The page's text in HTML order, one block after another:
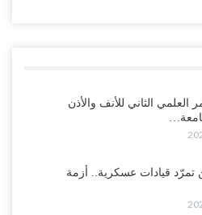
انتشار فصيل “مكافحة الإرهاب”
العلمي الثاني للأنف والأذن
تمرّد قيادات عسكرية.. أزمة